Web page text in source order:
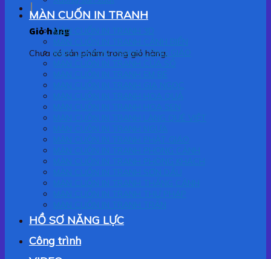
Giỏ hàng
Chưa có sản phẩm trong giỏ hàng.
MÀN CUỐN IN TRANH
MÀN CUỐN IN TRANH 3D
MÀN CUỐN IN TRANH CÔNG GIÁO
HỒ SƠ NĂNG LỰC
Công trình